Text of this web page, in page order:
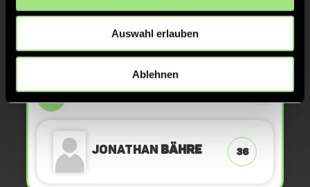
Auswahl erlauben
Ablehnen
MoritzHerter
TOR 2:4, FELDTOR
Jonathan Bähre 36